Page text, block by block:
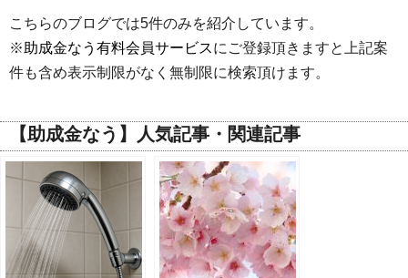
こちらのブログでは5件のみを紹介しています。
※ 助成金なう有料会員サービスにご登録頂きますと上記案
件も含め表示制限がなく無制限に検索頂けます。
【助成金なう】人気記事・関連記事